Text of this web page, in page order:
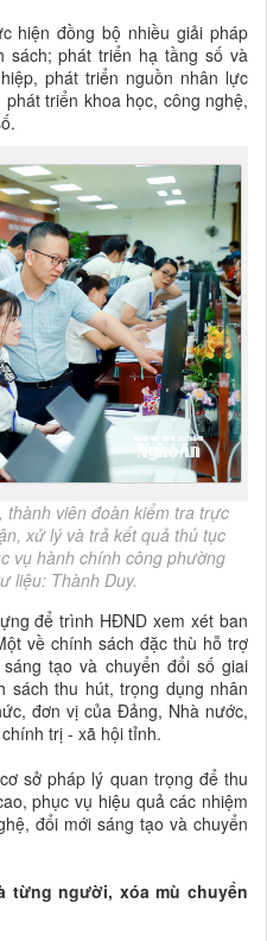
hiện đồng bộ nhiều giải pháp
sách; phát triển hạ tầng số và
phát triển nguồn nhân lực
triển khoa học, công nghệ,
thành viên đoàn kiểm tra trực
xử lý và trả kết quả thủ tục
vụ hành chính công phường
liệu: Thành Duy.
để trình HĐND xem xét ban
về chính sách đặc thù hỗ trợ
tạo và chuyển đổi số giai
sách thu hút, trọng dụng nhân
đơn vị của Đảng, Nhà nước,
trị - xã hội tỉnh.
sở pháp lý quan trọng để thu
phục vụ hiệu quả các nhiệm
đổi mới sáng tạo và chuyển
từng người, xóa mù chuyển